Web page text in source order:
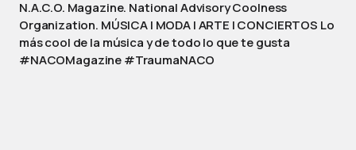
N.A.C.O. Magazine. National Advisory Coolness
Organization. MÚSICA | MODA | ARTE | CONCIERTOS Lo
más cool de la música y de todo lo que te gusta
#NACOMagazine #TraumaNACO